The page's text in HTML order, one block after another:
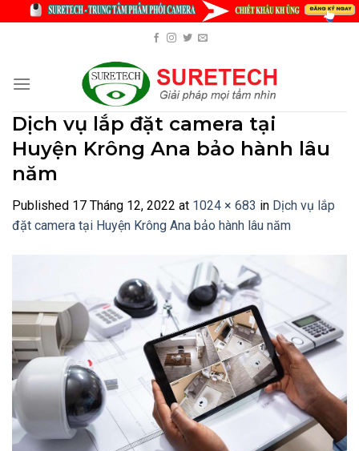
Dịch vụ lắp đặt camera tại
Huyện Krông Ana bảo hành lâu
năm
Published 17 Tháng 12, 2022 at 1024 × 683 in Dịch vụ lắp
đặt camera tại Huyện Krông Ana bảo hành lâu năm